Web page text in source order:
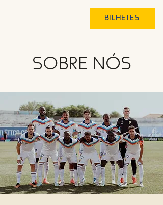
BILHETES
SOBRE NÓS